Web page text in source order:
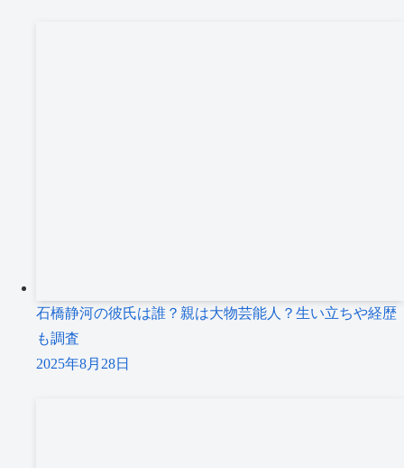
石橋静河の彼氏は誰？親は大物芸能人？生い立ちや経歴
も調査
2025年8月28日